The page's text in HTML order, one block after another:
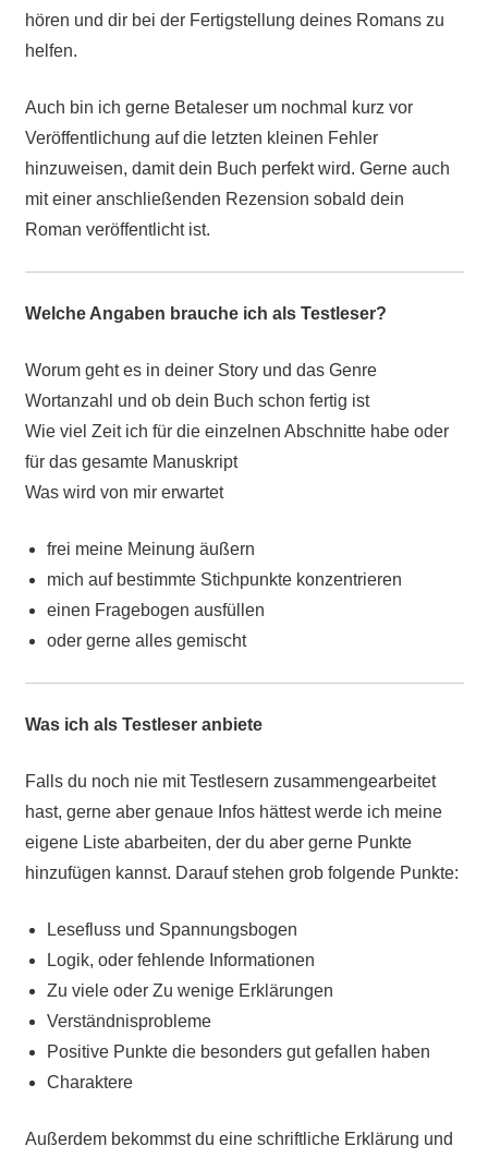
hören und dir bei der Fertigstellung deines Romans zu
helfen.
Auch bin ich gerne Betaleser um nochmal kurz vor
Veröffentlichung auf die letzten kleinen Fehler
hinzuweisen, damit dein Buch perfekt wird. Gerne auch
mit einer anschließenden Rezension sobald dein
Roman veröffentlicht ist.
Welche Angaben brauche ich als Testleser?
Worum geht es in deiner Story und das Genre
Wortanzahl und ob dein Buch schon fertig ist
Wie viel Zeit ich für die einzelnen Abschnitte habe oder
für das gesamte Manuskript
Was wird von mir erwartet
frei meine Meinung äußern
mich auf bestimmte Stichpunkte konzentrieren
einen Fragebogen ausfüllen
oder gerne alles gemischt
Was ich als Testleser anbiete
Falls du noch nie mit Testlesern zusammengearbeitet
hast, gerne aber genaue Infos hättest werde ich meine
eigene Liste abarbeiten, der du aber gerne Punkte
hinzufügen kannst. Darauf stehen grob folgende Punkte:
Lesefluss und Spannungsbogen
Logik, oder fehlende Informationen
Zu viele oder Zu wenige Erklärungen
Verständnisprobleme
Positive Punkte die besonders gut gefallen haben
Charaktere
Außerdem bekommst du eine schriftliche Erklärung und